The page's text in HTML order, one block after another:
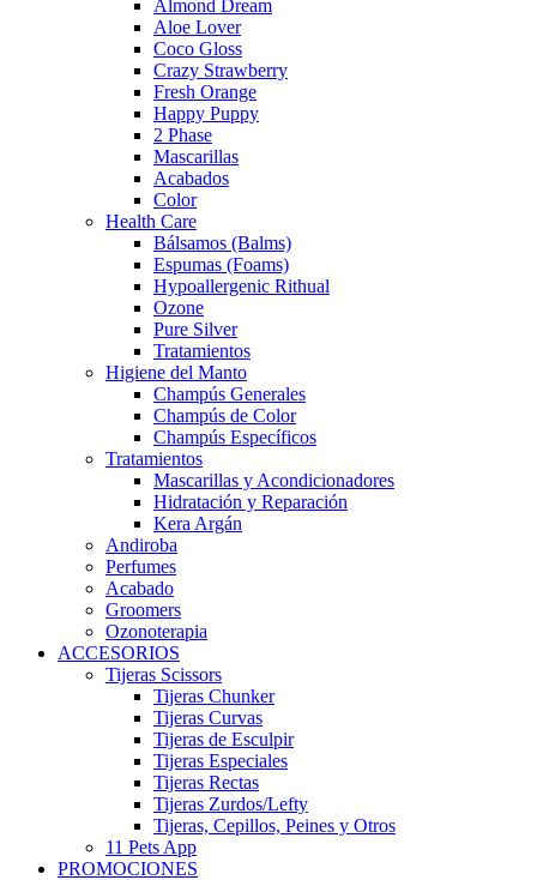
Almond Dream
Aloe Lover
Coco Gloss
Crazy Strawberry
Fresh Orange
Happy Puppy
2 Phase
Mascarillas
Acabados
Color
Health Care
Bálsamos (Balms)
Espumas (Foams)
Hypoallergenic Rithual
Ozone
Pure Silver
Tratamientos
Higiene del Manto
Champús Generales
Champús de Color
Champús Específicos
Tratamientos
Mascarillas y Acondicionadores
Hidratación y Reparación
Kera Argán
Andiroba
Perfumes
Acabado
Groomers
Ozonoterapia
ACCESORIOS
Tijeras Scissors
Tijeras Chunker
Tijeras Curvas
Tijeras de Esculpir
Tijeras Especiales
Tijeras Rectas
Tijeras Zurdos/Lefty
Tijeras, Cepillos, Peines y Otros
11 Pets App
PROMOCIONES